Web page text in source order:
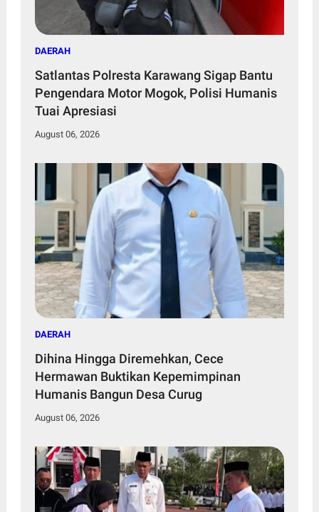
DAERAH
Satlantas Polresta Karawang Sigap Bantu
Pengendara Motor Mogok, Polisi Humanis
Tuai Apresiasi
August 06, 2026
DAERAH
Dihina Hingga Diremehkan, Cece
Hermawan Buktikan Kepemimpinan
Humanis Bangun Desa Curug
August 06, 2026